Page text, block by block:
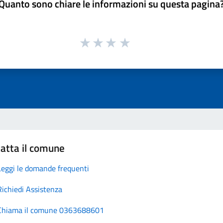
sono chiare le informazioni su questa
il comune
le domande frequenti
Assistenza
il comune 0363688601